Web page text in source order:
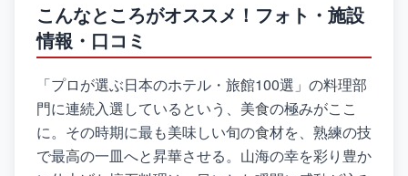
こんなところがオススメ！フォト・施設
情報・口コミ
「プロが選ぶ日本のホテル・旅館100選」の料理部
門に連続入選しているという、美食の極みがここ
に。その時期に最も美味しい旬の食材を、熟練の技
で最高の一皿へと昇華させる。山海の幸を彩り豊か